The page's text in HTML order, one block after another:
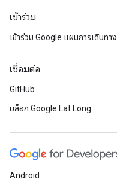
เข้าร่วม
เข้าร่วม Google แผนการเดินทาง
เชื่อมต่อ
GitHub
บล็อก Google Lat Long
Android